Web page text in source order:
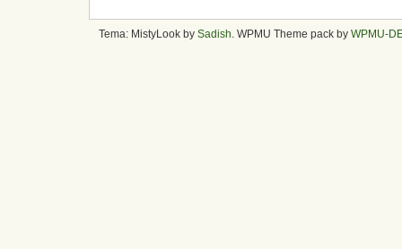
Tema: MistyLook by Sadish . WPMU Theme pack by WPMU-